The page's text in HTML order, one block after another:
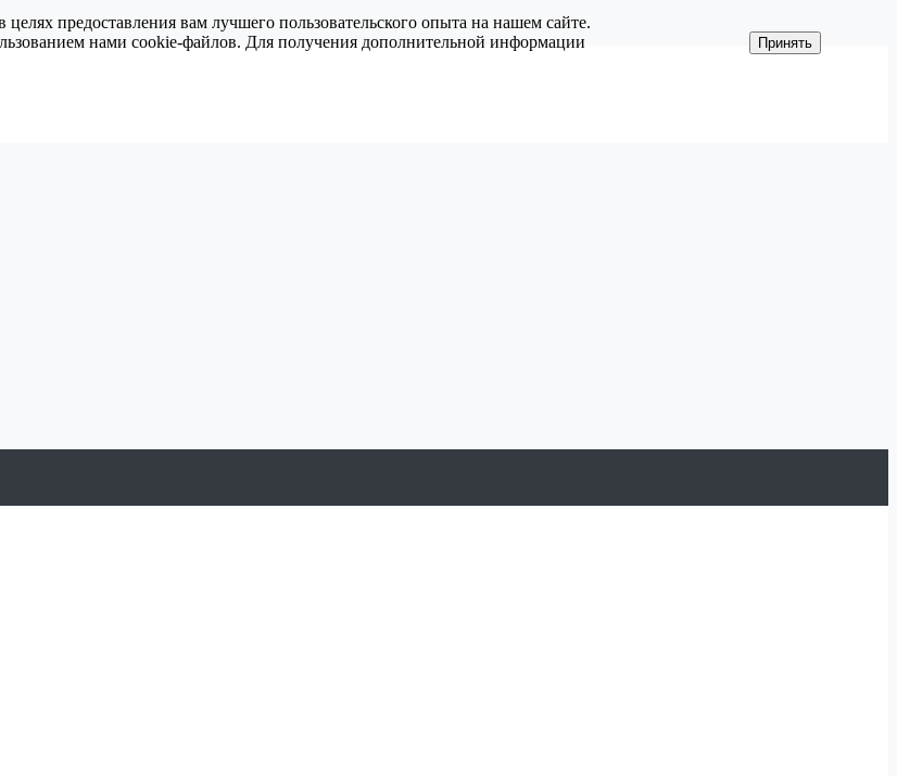
предоставления вам лучшего пользовательского опыта на нашем сайте.
нами cookie-файлов. Для получения дополнительной информации
Принять